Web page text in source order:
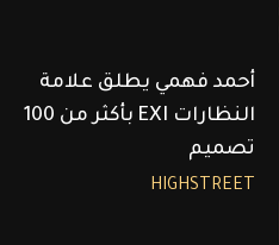
أحمد فهمي يطلق علامة
النظارات EXI بأكثر من 100
تصميم
HIGHSTREET